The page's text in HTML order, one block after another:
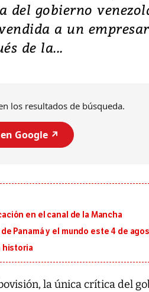
del gobierno
a un
de la...
los resultados de búsqueda.
Google ↗️
en el canal de la Mancha
Panamá y el mundo este 4 de
historia
la única crítica del
daños en
al sur de Japón, provocando